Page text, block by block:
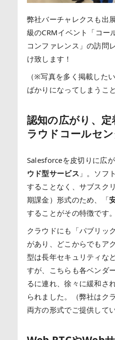
弊社バーチャレクスも出
級のCRMイベント「コー
コンファレンス」の訪問
け致します！
（※写真を多く掲載した
ばかりになってしまうこ
認知の広がり、
ラウドコールセン
Salesforceを皮切りに広
ウド型サービス 」。ソフ
することなく、サブスク
期課金）形式のため、「
することがその特徴です。
クラウドにも「パブリッ
があり、どこからでもア
型は長年セキュリティな
すが、こちらも各ベンダ
るに連れ、徐々に緩和さ
られました。（弊社はク
両方の形式でご提供して